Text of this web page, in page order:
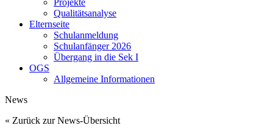
Projekte
Qualitätsanalyse
Elternseite
Schulanmeldung
Schulanfänger 2026
Übergang in die Sek I
OGS
Allgemeine Informationen
News
« Zurück zur News-Übersicht